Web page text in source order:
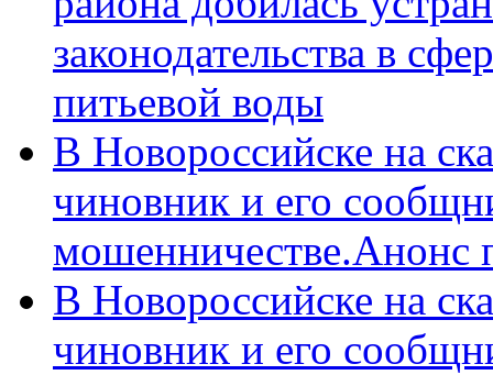
законодательства в
питьевой воды
В Новороссийске на
чиновник и его
мошенничестве.Анонс
В Новороссийске на
чиновник и его